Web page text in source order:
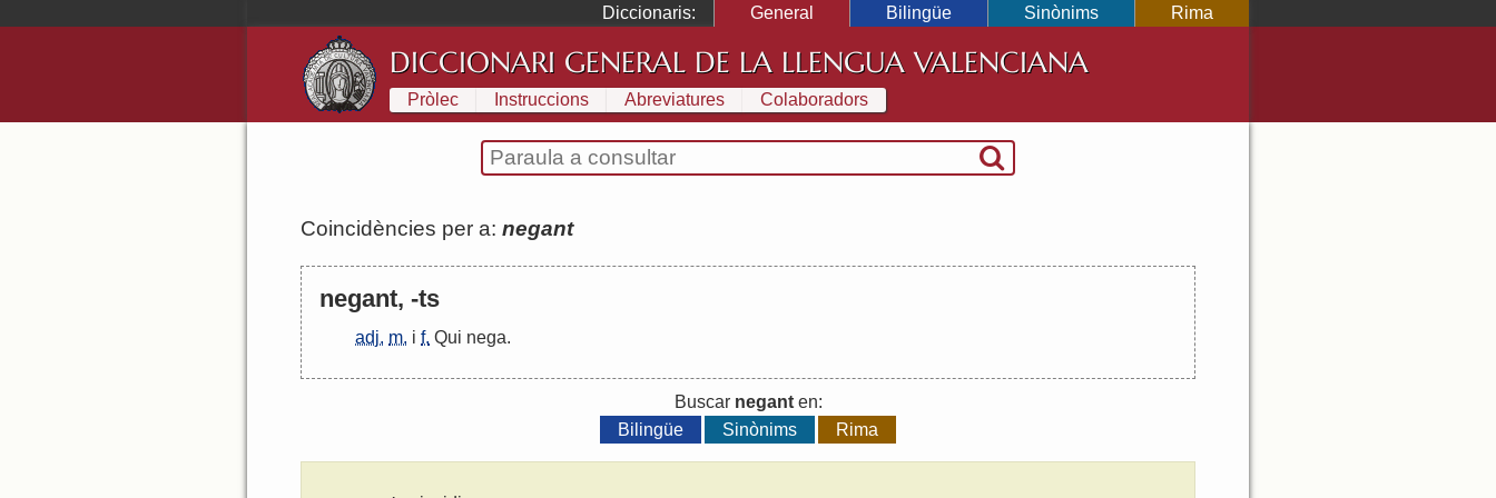
Diccionaris: General Bilingüe Sinònims Rima
DICCIONARI GENERAL DE LA LLENGUA VALENCIANA
Pròlec Instruccions Abreviatures Colaboradors
Coincidències per a: negant
negant, -ts
adj. m. i f. Qui nega.
Buscar neganten:
Bilingüe
Sinònims Rima